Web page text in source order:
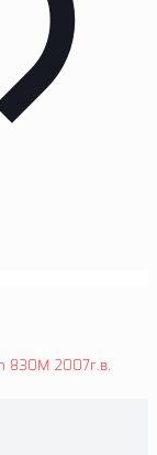
830М 2007г.в.